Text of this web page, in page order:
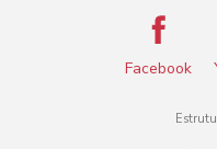
Facebook